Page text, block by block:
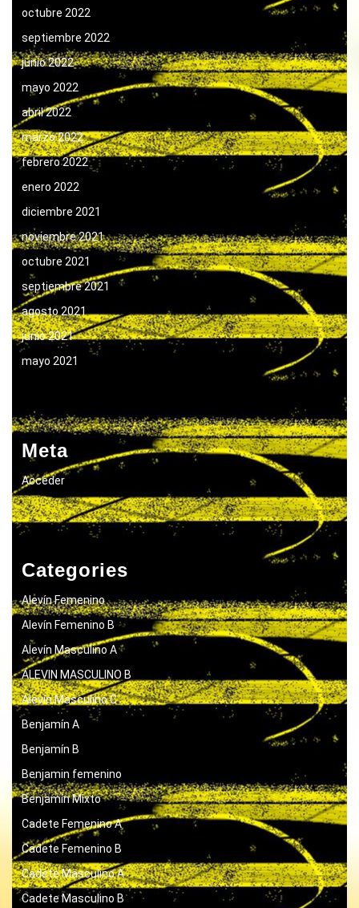
octubre 2022
septiembre 2022
junio 2022
mayo 2022
abril 2022
marzo 2022
febrero 2022
enero 2022
diciembre 2021
noviembre 2021
octubre 2021
septiembre 2021
agosto 2021
junio 2021
mayo 2021
Meta
Acceder
Categories
Alevín Femenino
Alevín Femenino B
Alevín Masculino A
ALEVIN MASCULINO B
Alevín Masculino C
Benjamín A
Benjamín B
Benjamin femenino
Benjamín Mixto
Cadete Femenino A
Cadete Femenino B
Cadete Masculino A
Cadete Masculino B